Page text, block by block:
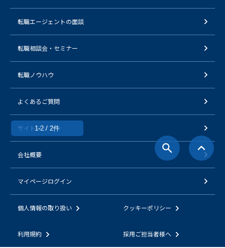
1-2 / 2件
転職エージェントの面談
転職相談会・セミナー
転職ノウハウ
よくあるご質問
サイトマップ
会社概要
マイページログイン
個人情報の取り扱い クッキーポリシー
利用規約 採用ご担当者様へ